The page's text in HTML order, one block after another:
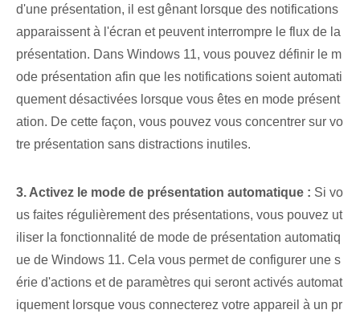
d'une présentation, il est gênant lorsque des notifications
apparaissent à l'écran et peuvent interrompre le flux de la
présentation. Dans Windows 11, vous pouvez définir le m
ode présentation afin que les notifications soient automati
quement désactivées lorsque vous êtes en mode présent
ation. De cette façon, vous pouvez vous concentrer sur vo
tre présentation sans distractions inutiles.
3. Activez le mode de présentation automatique : Si vo
us faites régulièrement des présentations, vous pouvez ut
iliser la fonctionnalité de mode de présentation automatiq
ue de Windows 11. Cela vous permet de configurer une s
érie d'actions et de paramètres qui seront activés automat
iquement lorsque vous connecterez votre appareil à un pr